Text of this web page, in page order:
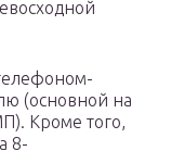
(основной на
Кроме того,
8-